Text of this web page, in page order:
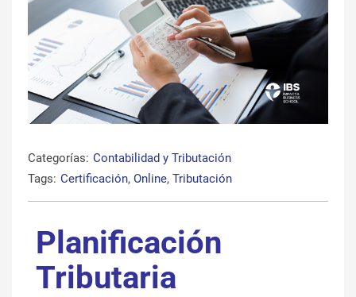
Categorías: Contabilidad y Tributación
Tags: Certificación, Online, Tributación
Planificación
Tributaria